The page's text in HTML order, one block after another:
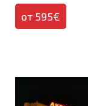
от 595€